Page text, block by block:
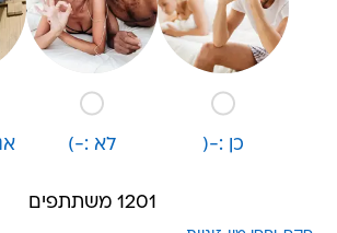
כן :-( לא :-)
1201 משתתפים